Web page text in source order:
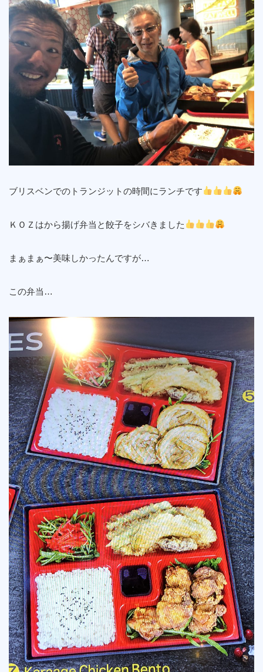
ブリスベンでのトランジットの時間にランチです
ＫＯＺはから揚げ弁当と餃子をシバきました
まぁまぁ〜美味しかったんですが…
この弁当…